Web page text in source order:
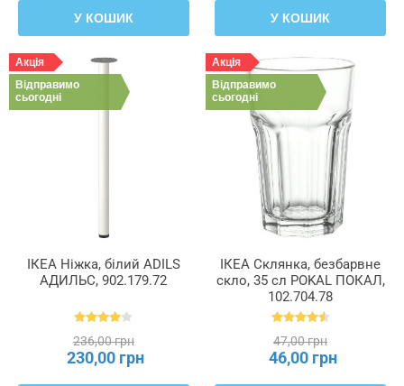
У КОШИК У КОШИК
Акція
Відправимо
сьогодні
ІКЕА Ніжка, білий ADILS
АДИЛЬС, 902.179.72
236,00 грн
230,00 грн
Акція
Відправимо
сьогодні
ІКЕА Склянка, безбарвне
скло, 35 сл POKAL ПОКАЛ,
102.704.78
47,00 грн
46,00 грн